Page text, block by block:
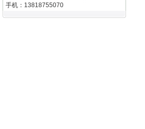
手机：13818755070